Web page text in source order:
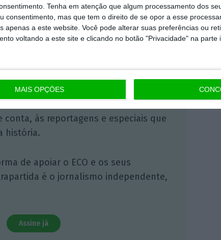
Tenha em atenção que algum processamento dos
consentimento, mas que tem o direito de se opor a esse
apenas a este website. Você pode alterar suas preferências ou
voltando a este site e clicando no botão "Privacidade" na parte
MAIS OPÇÕES
o ECO Premium
é mais importante do que
independente e rigoroso.
Premium e tenha acesso a notícias
conta, às reportagens e especiais que
história.
de apoiar o ECO e os seus
é o jornalismo independente,
Assine já